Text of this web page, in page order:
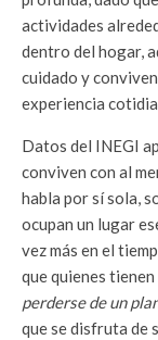
actividades
dentro del hogar,
cuidado y
experiencia
Datos del INEGI
conviven con al
habla por sí sola,
ocupan un lugar
vez más en el
que quienes
perderse de un
que se disfruta de